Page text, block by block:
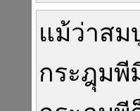
แม้ว่าสม
กระฎุมพี